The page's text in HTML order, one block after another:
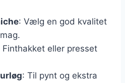
: Vælg en god kvalitet
Finthakket eller presset
: Til pynt og ekstra